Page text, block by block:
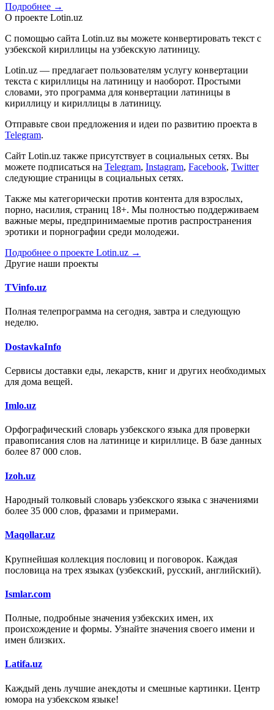
Подробнее →
О проекте Lotin.uz
С помощью сайта Lotin.uz вы можете конвертировать текст с
узбекской кириллицы на узбекскую латиницу.
Lotin.uz — предлагает пользователям услугу конвертации
текста с кириллицы на латиницу и наоборот. Простыми
словами, это программа для конвертации латиницы в
кириллицу и кириллицы в латиницу.
Отправьте свои предложения и идеи по развитию проекта в
Telegram.
Сайт Lotin.uz также присутствует в социальных сетях. Вы
можете подписаться на Telegram, Instagram, Facebook, Twitter
следующие страницы в социальных сетях.
Также мы категорически против контента для взрослых,
порно, насилия, страниц 18+. Мы полностью поддерживаем
важные меры, предпринимаемые против распространения
эротики и порнографии среди молодежи.
Подробнее о проекте Lotin.uz →
Другие наши проекты
TVinfo.uz
Полная телепрограмма на сегодня, завтра и следующую
неделю.
DostavkaInfo
Сервисы доставки еды, лекарств, книг и других необходимых
для дома вещей.
Imlo.uz
Орфографический словарь узбекского языка для проверки
правописания слов на латинице и кириллице. В базе данных
более 87 000 слов.
Izoh.uz
Народный толковый словарь узбекского языка с значениями
более 35 000 слов, фразами и примерами.
Maqollar.uz
Крупнейшая коллекция пословиц и поговорок. Каждая
пословица на трех языках (узбекский, русский, английский).
Ismlar.com
Полные, подробные значения узбекских имен, их
происхождение и формы. Узнайте значения своего имени и
имен близких.
Latifa.uz
Каждый день лучшие анекдоты и смешные картинки. Центр
юмора на узбекском языке!